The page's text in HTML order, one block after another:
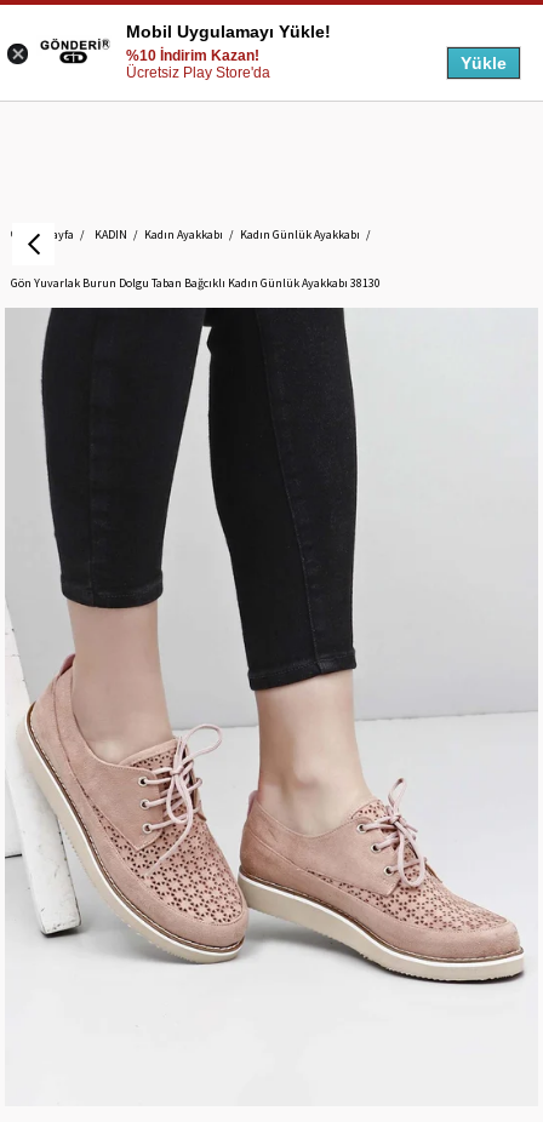
Anasayfa KADIN Kadın Ayakkabı Kadın Günlük Ayakkabı
Gön Yuvarlak Burun Dolgu Taban Bağcıklı Kadın Günlük Ayakkabı 38130
Mobil Uygulamayı Yükle!
%10 İndirim Kazan!
Ücretsiz Play Store'da
Yükle